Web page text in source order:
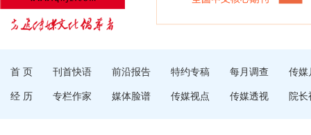
首 页 刊首快语 前沿报告 特约专稿 每月调查 传媒
经 历 专栏作家 媒体脸谱 传媒视点 传媒透视 院长